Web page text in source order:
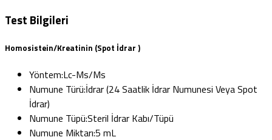
Test Bilgileri
Homosistein/Kreatinin (Spot İdrar )
Yöntem:Lc-Ms/Ms
Numune Türü:İdrar (24 Saatlik İdrar Numunesi Veya Spot
İdrar)
Numune Tüpü:Steril İdrar Kabı/Tüpü
Numune Miktarı:5 mL